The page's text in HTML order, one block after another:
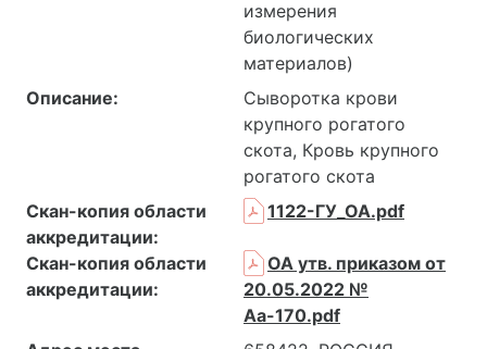
измерения
биологических
материалов)
Описание:
Сыворотка крови
крупного рогатого
скота, Кровь крупного
рогатого скота
Скан-копия области
аккредитации:
1122-ГУ_ОА.pdf
Скан-копия области
аккредитации:
ОА утв. приказом от
20.05.2022 №
Аа-170.pdf